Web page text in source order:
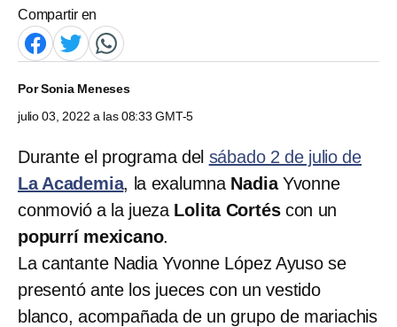
Compartir en
PorSonia Meneses
julio 03, 2022 a las 08:33 GMT-5
Durante el programa del sábado 2 de julio de
La Academia, la exalumna NadiaYvonne
conmovió a la jueza Lolita Cortéscon un
popurrí mexicano.
La cantante Nadia Yvonne López Ayuso se
presentó ante los jueces con un vestido
blanco, acompañada de un grupo de mariachis